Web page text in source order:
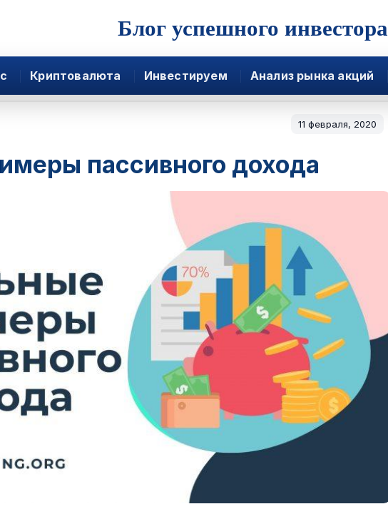
Блог успешного инвестора
Криптовалюта Инвестируем Анализ рынка акций
11 февраля, 2020
пассивного дохода